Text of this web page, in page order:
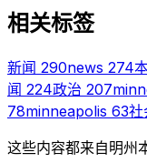
相关标签
新闻 290news 274
闻 224政治 207
78minneapolis 63社
这些内容都来自明州